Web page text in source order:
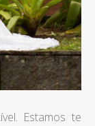
Estamos te